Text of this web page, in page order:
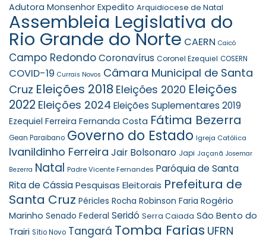
Adutora Monsenhor Expedito Arquidiocese de Natal
Assembleia Legislativa do
Rio Grande do Norte CAERN Caicó
Campo RedondoCoronavírus Coronel Ezequiel COSERN
COVID-19 Currais Novos Câmara Municipal de Santa
Cruz Eleições 2018 Eleições 2020 Eleições
2022 Eleições 2024 Eleições Suplementares 2019
Ezequiel Ferreira Fernanda Costa Fátima Bezerra
Gean Paraibano Governo do Estado Igreja Católica
Ivanildinho Ferreira Jair Bolsonaro Japi Jaçanã Josemar
Bezerra Natal Padre Vicente Fernandes Paróquia de Santa
Rita de CássiaPesquisas Eleitorais Prefeitura de
Santa Cruz Péricles Rocha Robinson Faria Rogério
Marinho Senado Federal Seridó Serra Caiada São Bento do
Trairi Sítio Novo Tangará Tomba Farias UFRN